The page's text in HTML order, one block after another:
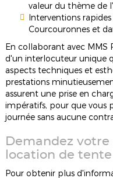
valeur du thème de
Interventions rapides
Courcouronnes et
En collaborant avec MMS
d'un interlocuteur unique
aspects techniques et
prestations
assurent une prise en
impératifs, pour que vous
journée sans aucune
Demandez
location de
Pour obtenir plus